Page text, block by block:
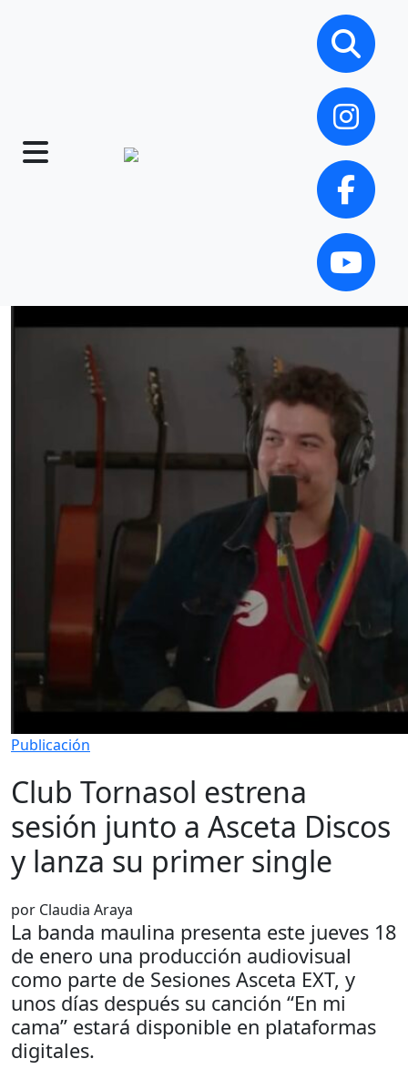
Publicación
Club Tornasol estrena
sesión junto a Asceta Discos
y lanza su primer single
por Claudia Araya
La banda maulina presenta este jueves 18
de enero una producción audiovisual
como parte de Sesiones Asceta EXT, y
unos días después su canción “En mi
cama” estará disponible en plataformas
digitales.